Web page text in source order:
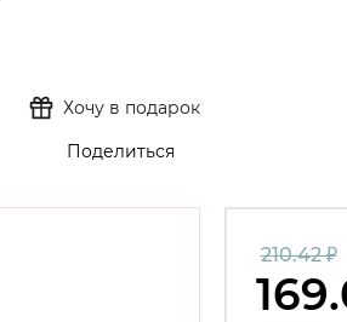
Хочу в подарок
Поделиться
210.42 ₽